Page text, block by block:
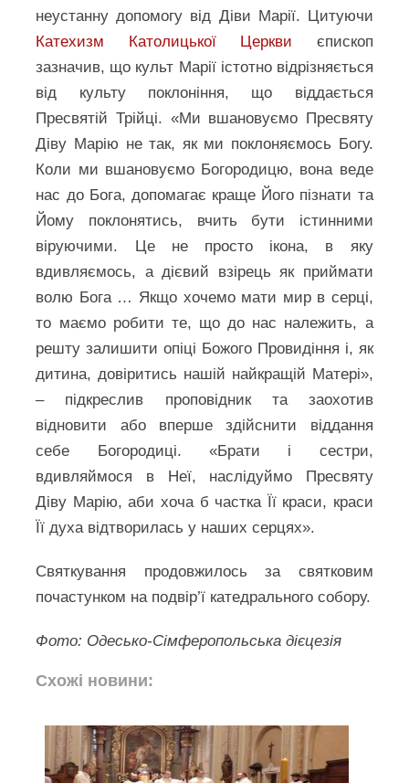
неустанну допомогу від Діви Марії. Цитуючи
Катехизм Католицької Церкви єпископ
зазначив, що культ Марії істотно відрізняється
від культу поклоніння, що віддається
Пресвятій Трійці. «Ми вшановуємо Пресвяту
Діву Марію не так, як ми поклоняємось Богу.
Коли ми вшановуємо Богородицю, вона веде
нас до Бога, допомагає краще Його пізнати та
Йому поклонятись, вчить бути істинними
віруючими. Це не просто ікона, в яку
вдивляємось, а дієвий взірець як приймати
волю Бога … Якщо хочемо мати мир в серці,
то маємо робити те, що до нас належить, а
решту залишити опіці Божого Провидіння і, як
дитина, довіритись нашій найкращій Матері»,
– підкреслив проповідник та заохотив
відновити або вперше здійснити віддання
себе Богородиці. «Брати і сестри,
вдивляймося в Неї, наслідуймо Пресвяту
Діву Марію, аби хоча б частка Її краси, краси
Її духа відтворилась у наших серцях».
Святкування продовжилось за святковим
почастунком на подвір’ї катедрального собору.
Фото: Одесько-Сімферопольська дієцезія
Схожі новини: